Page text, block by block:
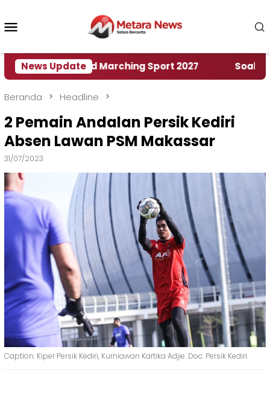
konten
News Update
World Marching Sport 2027 ‎Soal Rencana
Beranda Headline
2 Pemain Andalan Persik Kediri
Absen Lawan PSM Makassar
31/07/2023
Caption: Kiper Persik Kediri, Kurniawan Kartika Adjie. Doc: Persik Kediri